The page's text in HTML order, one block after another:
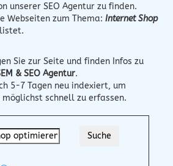
unserer SEO Agentur zu finden.
Webseiten zum Thema: Internet Shop
Sie zur Seite und finden Infos zu
& SEO Agentur.
5-7 Tagen neu indexiert, um
schnell zu erfassen.